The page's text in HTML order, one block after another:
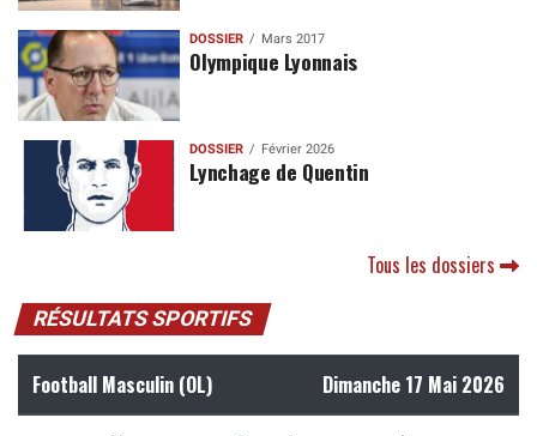
DOSSIER Mars 2017
Olympique Lyonnais
DOSSIER Février 2026
Lynchage de Quentin
Tous les dossiers
RÉSULTATS SPORTIFS
Football Masculin (OL) Dimanche 17 Mai 2026